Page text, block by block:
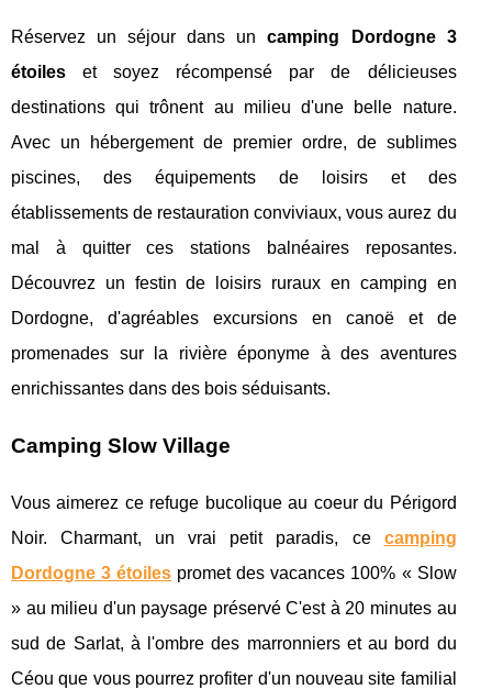
Réservez un séjour dans uncamping Dordogne 3
étoiles et soyez récompensé par de délicieuses
destinations qui trônent au milieu d'une belle nature.
Avec un hébergement de premier ordre, de sublimes
piscines, des équipements de loisirs et des
établissements de restauration conviviaux, vous aurez du
mal à quitter ces stations balnéaires reposantes.
Découvrez un festin de loisirs ruraux en camping en
Dordogne, d'agréables excursions en canoë et de
promenades sur la rivière éponyme à des aventures
enrichissantes dans des bois séduisants.
Camping Slow Village
Vous aimerez ce refuge bucolique au coeur du Périgord
Noir. Charmant, un vrai petit paradis, ce camping
Dordogne 3 étoiles promet des vacances 100% « Slow
» au milieu d'un paysage préservé C'est à 20 minutes au
sud de Sarlat, à l'ombre des marronniers et au bord du
Céou que vous pourrez profiter d'un nouveau site familial